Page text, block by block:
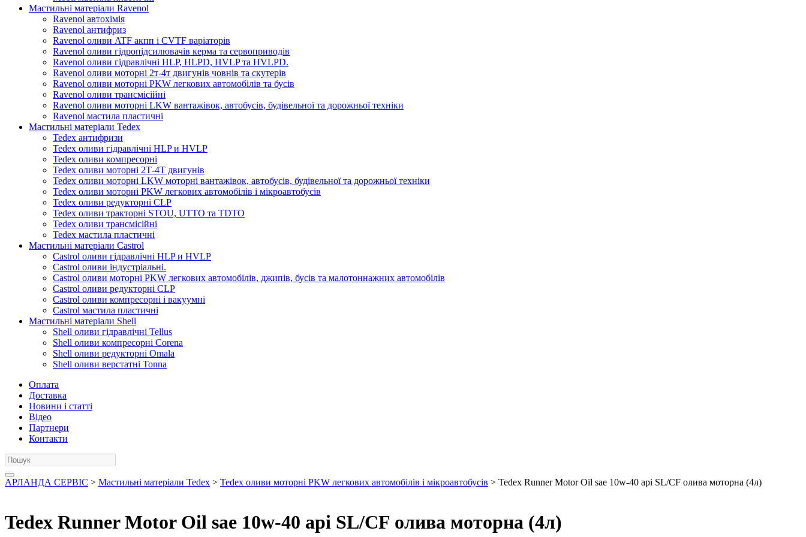
Мастильні матеріали Ravenol
Ravenol автохімія
Ravenol антифриз
Ravenol оливи ATF акпп і CVTF варіаторів
Ravenol оливи гідропідсилювачів керма та сервоприводів
Ravenol оливи гідравлічні HLP, HLPD, HVLP та HVLPD.
Ravenol оливи моторні 2т-4т двигунів човнів та скутерів
Ravenol оливи моторні PKW легкових автомобілів та бусів
Ravenol оливи трансмісійні
Ravenol оливи моторні LKW вантажівок, автобусів, будівельної та дорожньої техніки
Ravenol мастила пластичні
Мастильні матеріали Tedex
Tedex антифризи
Tedex оливи гідравлічні HLP и HVLP
Tedex оливи компресорні
Tedex оливи моторні 2Т-4Т двигунів
Tedex оливи моторні LKW моторні вантажівок, автобусів, будівельної та дорожньої техніки
Tedex оливи моторні PKW легкових автомобілів і мікроавтобусів
Tedex оливи редукторні CLP
Tedex оливи тракторні STOU, UTTO та TDTO
Tedex оливи трансмісійні
Tedex мастила пластичні
Мастильні матеріали Castrol
Castrol оливи гідравлічні HLP и HVLP
Castrol оливи індустріальні.
Castrol оливи моторні PKW легкових автомобілів, джипів, бусів та малотоннажних автомобілів
Castrol оливи редукторні CLP
Castrol оливи компресорні і вакуумні
Castrol мастила пластичні
Мастильні матеріали Shell
Shell оливи гідравлічні Tellus
Shell оливи компресорні Corena
Shell оливи редукторні Omala
Shell оливи верстатні Tonna
Оплата
Доставка
Новини і статті
Відео
Партнери
Контакти
АРЛАНДА СЕРВІС > Мастильні матеріали Tedex > Tedex оливи моторні PKW легкових автомобілів і мікроавтобусів > Tedex Runner Motor Oil sae 10w-40 api SL/CF олива моторна (4л)
Tedex Runner Motor Oil sae 10w-40 api SL/CF олива моторна (4л)